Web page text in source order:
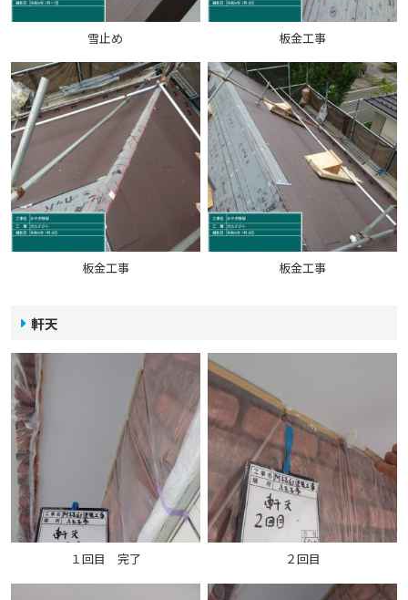
雪止め 板金工事
板金工事 板金工事
軒天
１回目 完了 ２回目